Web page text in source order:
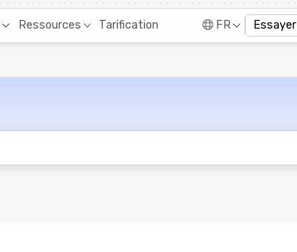
Ressources Tarification FR Essayer